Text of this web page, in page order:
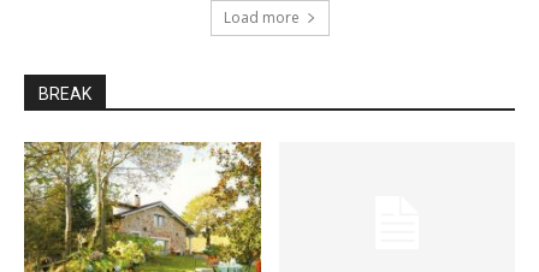
Load more
BREAK